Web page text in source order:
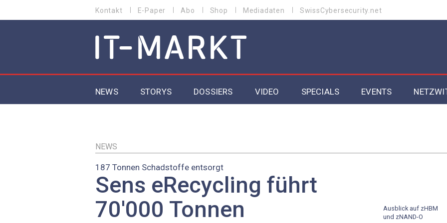
zum
MENU
Kontakt E-Paper Abo Shop Mediadaten SwissCybersecurity.net
MAIN NAVIGATION
NEWS STORYS DOSSIERS
Security
EU-DSGVO
VIDEO SPECIALS
Artificial Intelligence 2025
EVENTS
NEWS
187 Tonnen Schadstoffe entsorgt
Sens eRecycling führt
70'000 Tonnen
Ausblick auf zHBM
und zNAND-O